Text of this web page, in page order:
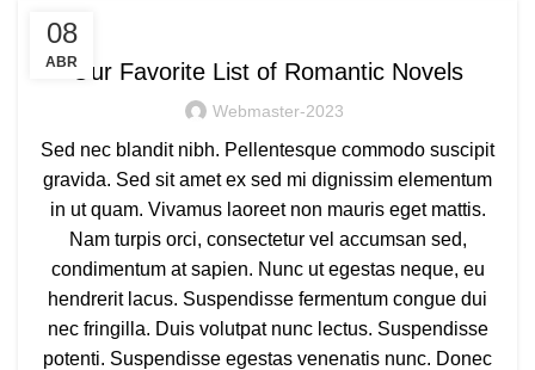
08
ABR
ROMANTIC
Our Favorite List of Romantic Novels
Webmaster-2023
Sed nec blandit nibh. Pellentesque commodo suscipit
gravida. Sed sit amet ex sed mi dignissim elementum
in ut quam. Vivamus laoreet non mauris eget mattis.
Nam turpis orci, consectetur vel accumsan sed,
condimentum at sapien. Nunc ut egestas neque, eu
hendrerit lacus. Suspendisse fermentum congue dui
nec fringilla. Duis volutpat nunc lectus. Suspendisse
potenti. Suspendisse egestas venenatis nunc. Donec